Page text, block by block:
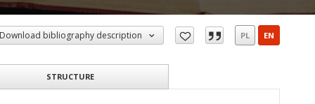
Download bibliography description PL EN
STRUCTURE